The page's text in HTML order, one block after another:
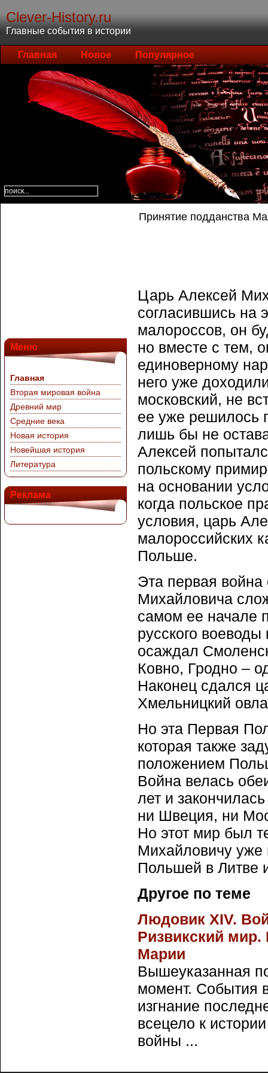
Clever-History.ru
Главные события в истории
Главная Новое Популярное
Меню
Главная
Вторая мировая война
Древний мир
Средние века
Новая история
Новейшая история
Литература
Реклама
Принятие подданства
Царь Алексей
согласившись на
малороссов, он
но вместе с тем,
единоверному
него уже
московский, не
ее уже решилось
лишь бы не
Алексей
польскому
на основании
когда польское
условия, царь
малороссийских
Польше.
Эта первая
Михайловича
самом ее начале
русского
осаждал
Ковно, Гродно –
Наконец сдался
Хмельницкий
Но эта Первая
которая также
положением
Война велась
лет и
ни Швеция, ни
Но этот мир был
Михайловичу уже
Польшей в Литве
Другое по теме
Людовик XIV.
Ризвикский
Марии
Вышеуказанная
момент. События
изгнание
всецело к
войны ...